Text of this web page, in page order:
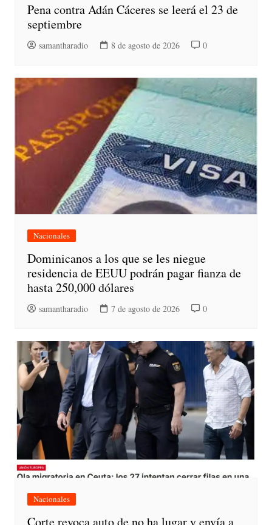
Pena contra Adán Cáceres se leerá el 23 de
septiembre
samantharadio 8 de agosto de 2026 0
Nacionales
Dominicanos a los que se les niegue
residencia de EEUU podrán pagar fianza de
hasta 250,000 dólares
samantharadio 7 de agosto de 2026 0
Nacionales
Corte revoca auto de no ha lugar y envía a